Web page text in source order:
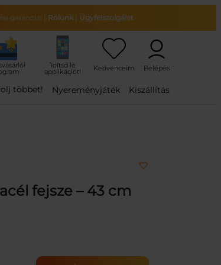
garancia! | Rólunk| Ügyfélszolgálat
többet! Nyereményjáték Kiszállítás
fejsze – 43 cm